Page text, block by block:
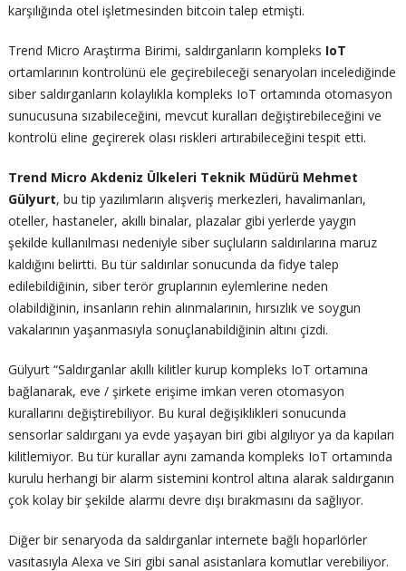
karşılığında otel işletmesinden bitcoin talep etmişti.
Trend Micro Araştırma Birimi, saldırganların kompleks IoT
ortamlarının kontrolünü ele geçirebileceği senaryoları incelediğinde
siber saldırganların kolaylıkla kompleks IoT ortamında otomasyon
sunucusuna sızabileceğini, mevcut kuralları değiştirebileceğini ve
kontrolü eline geçirerek olası riskleri artırabileceğini tespit etti.
Trend Micro Akdeniz Ülkeleri Teknik Müdürü Mehmet
Gülyurt, bu tip yazılımların alışveriş merkezleri, havalimanları,
oteller, hastaneler, akıllı binalar, plazalar gibi yerlerde yaygın
şekilde kullanılması nedeniyle siber suçluların saldırılarına maruz
kaldığını belirtti. Bu tür saldırılar sonucunda da fidye talep
edilebildiğinin, siber terör gruplarının eylemlerine neden
olabildiğinin, insanların rehin alınmalarının, hırsızlık ve soygun
vakalarının yaşanmasıyla sonuçlanabildiğinin altını çizdi.
Gülyurt “Saldırganlar akıllı kilitler kurup kompleks IoT ortamına
bağlanarak, eve / şirkete erişime imkan veren otomasyon
kurallarını değiştirebiliyor. Bu kural değişiklikleri sonucunda
sensorlar saldırganı ya evde yaşayan biri gibi algılıyor ya da kapıları
kilitlemiyor. Bu tür kurallar aynı zamanda kompleks IoT ortamında
kurulu herhangi bir alarm sistemini kontrol altına alarak saldırganın
çok kolay bir şekilde alarmı devre dışı bırakmasını da sağlıyor.
Diğer bir senaryoda da saldırganlar internete bağlı hoparlörler
vasıtasıyla Alexa ve Siri gibi sanal asistanlara komutlar verebiliyor.